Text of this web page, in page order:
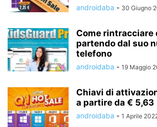
androidaba - 30 Giugno
Come rintracciare
partendo dal suo
telefono
androidaba - 19 Maggio
Chiavi di
a partire da € 5,63
androidaba - 1 Aprile